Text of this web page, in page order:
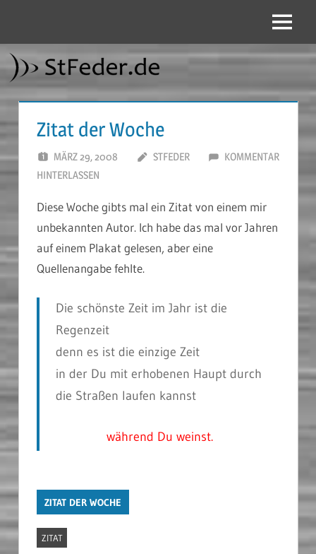
springen
Menü
Zitat der Woche
MÄRZ 29, 2008 STFEDER
KOMMENTAR
HINTERLASSEN
Diese Woche gibts mal ein Zitat von einem mir
unbekannten Autor. Ich habe das mal vor Jahren
auf einem Plakat gelesen, aber eine
Quellenangabe fehlte.
Die schönste Zeit im Jahr ist die
Regenzeit
denn es ist die einzige Zeit
in der Du mit erhobenen Haupt durch
die Straßen laufen kannst
während Du weinst.
ZITAT DER WOCHE
ZITAT